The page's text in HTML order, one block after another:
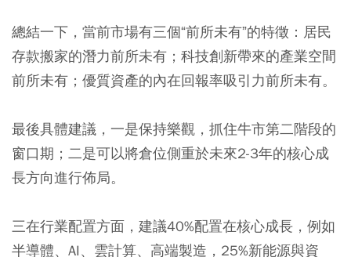
總結一下，當前市場有三個“前所未有”的特徵：居民
存款搬家的潛力前所未有；科技創新帶來的產業空間
前所未有；優質資產的內在回報率吸引力前所未有。
最後具體建議，一是保持樂觀，抓住牛市第二階段的
窗口期；二是可以將倉位側重於未來2-3年的核心成
長方向進行佈局。
三在行業配置方面，建議40%配置在核心成長，例如
半導體、AI、雲計算、高端製造，25%新能源與資